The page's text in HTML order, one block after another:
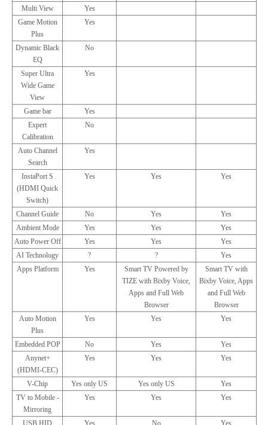
Multi View
Yes
Game Motion
Plus
Yes
Dynamic Black
EQ
No
Super Ultra
Wide Game
View
Yes
Game bar
Yes
Expert
Calibration
No
Auto Channel
Search
Yes
InstaPort S
(HDMI Quick
Switch)
Yes Yes Yes
Channel Guide No Yes
Yes
Ambient Mode
Yes Yes
Yes
Auto Power Off
Yes Yes
Yes
AI Technology
? ?
Yes
Apps Platform
Yes
Smart TV Powered by
TIZE with Bixby Voice,
Apps and Full Web
Browser
Smart TV with
Bixby Voice, Apps
and Full Web
Browser
Auto Motion
Plus
Yes Yes Yes
Embedded POP No Yes
Yes
Anynet+
(HDMI-CEC)
Yes Yes Yes
V-Chip Yes only US Yes only US
Yes
TV to Mobile -
Mirroring
Yes Yes Yes
USB HID Yes No Yes